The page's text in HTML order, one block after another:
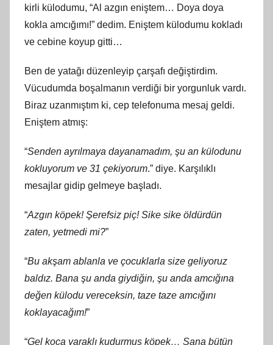
kirli külodumu, “Al azgın eniştem… Doya doya
kokla amcığımı!” dedim. Eniştem külodumu kokladı
ve cebine koyup gitti…
Ben de yatağı düzenleyip çarşafı değiştirdim.
Vücudumda boşalmanın verdiği bir yorgunluk vardı.
Biraz uzanmıştım ki, cep telefonuma mesaj geldi.
Eniştem atmış:
“Senden ayrılmaya dayanamadım, şu an külodunu
kokluyorum ve 31 çekiyorum.” diye. Karşılıklı
mesajlar gidip gelmeye başladı.
“Azgın köpek! Şerefsiz piç! Sike sike öldürdün
zaten, yetmedi mi?”
“Bu akşam ablanla ve çocuklarla size geliyoruz
baldız. Bana şu anda giydiğin, şu anda amcığına
değen külodu vereceksin, taze taze amcığını
koklayacağım!”
“Gel koca yaraklı kudurmuş köpek… Sana bütün